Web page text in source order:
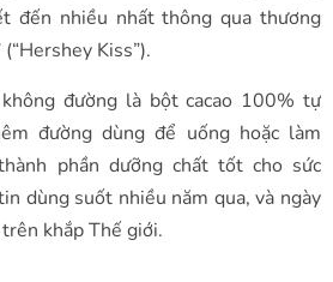
đến nhiều nhất thông qua thương
Kiss”).
không đường là bột cacao 100% tự
đường dùng để uống hoặc làm
phần dưỡng chất tốt cho sức
dùng suốt nhiều năm qua, và ngày
khắp Thế giới.